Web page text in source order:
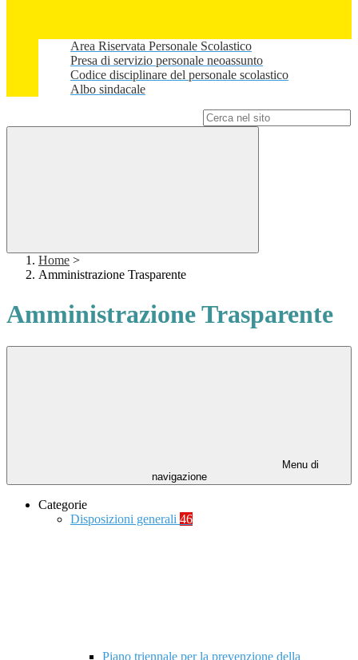
Area Riservata Personale Scolastico
Presa di servizio personale neoassunto
Codice disciplinare del personale scolastico
Albo sindacale
Home >
Amministrazione Trasparente
Amministrazione Trasparente
Menu di
navigazione
Categorie
Disposizioni generali 46
Piano triennale per la prevenzione della